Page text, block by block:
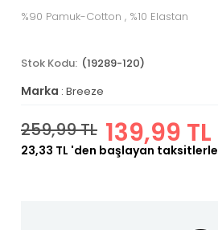
%90 Pamuk-Cotton , %10 Elastan
(19289-120)
Marka : Breeze
259,99 TL 139,99 TL
23,33 TL 'den başlayan taksitlerle